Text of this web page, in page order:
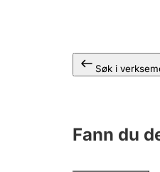
Søk i
Fann du